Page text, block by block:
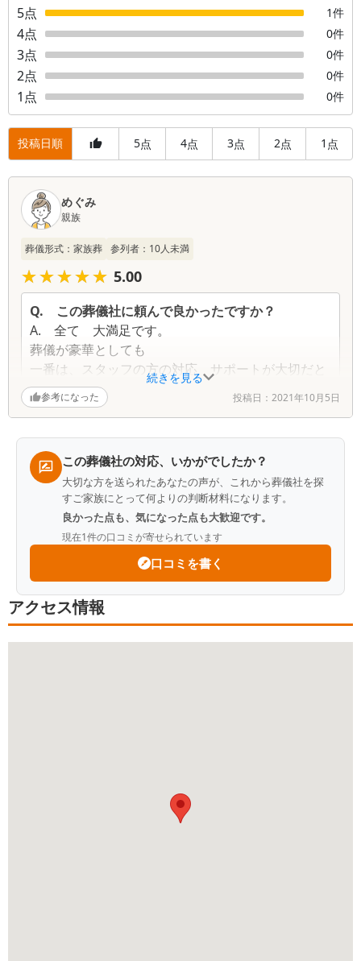
5点 1件
4点 0件
3点 0件
2点 0件
1 点 0件
投稿日順 5点 4点 3点 2点 1 点
口
続きを見る
めぐみ
親族
葬儀形式： 家族葬 参列者： 10人未満
★★★★★
★★★★★ 5.00
Q. この葬儀社に頼んで良かったですか？
A. 全て 大満足です。
葬儀が豪華としても
一番は、スタッフの方の対応 サポートが大切だと
思います。
こちらの方は、本当に親身に考えて頂き
母も喜んでいたと思います、
ありがとうございました。
故人との思い出を一つ教えてください
先日母が亡くなりました。どうしていいがわか
らなくて、しっかり火葬までサポートして頂きまし
た。。母の大好きなピンクをイメージして頂き 立
派な葬儀ができました。案内された方 親身にサポ
ートして頂き 本当に嬉しく思います。
母が大好きだった 美空ひばりの川の流れに生演奏
参考になった 投稿日： 2021年10月5日
この葬儀社の対応、いかがでしたか？
大切な方を送られたあなたの声が、これから葬儀社を探
すご家族にとって何よりの判断材料になります。
良かった点も、気になった点も大歓迎です。
現在1件の口コミが寄せられています
口コミを書く
アクセス情報